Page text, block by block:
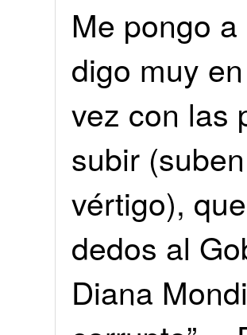
Me pongo
digo muy
vez con las
subir
vértigo),
dedos al
Diana